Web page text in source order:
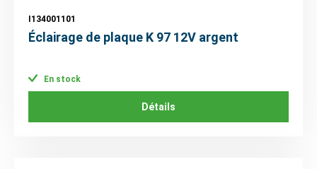
I134001101
Éclairage de plaque K 97 12V argent
En stock
Détails